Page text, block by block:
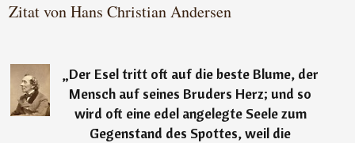
Zitat von Hans Christian Andersen
„Der Esel tritt oft auf die beste Blume, der
Mensch auf seines Bruders Herz; und so
wird oft eine edel angelegte Seele zum
Gegenstand des Spottes, weil die